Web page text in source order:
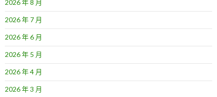
2026 年 8 月
2026 年 7 月
2026 年 6 月
2026 年 5 月
2026 年 4 月
2026 年 3 月